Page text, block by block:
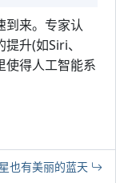
到来。专家认
升(如Siri、
得人工智能系
也有美丽的蓝天